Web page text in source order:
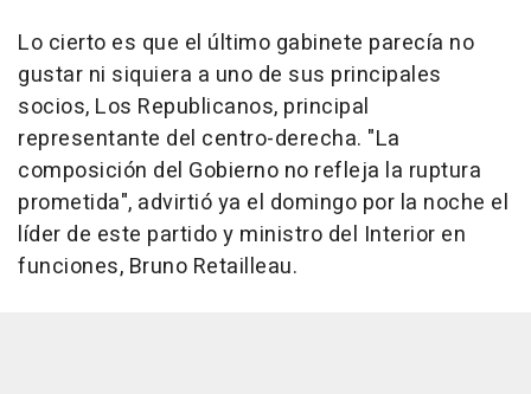
Lo cierto es que el último gabinete parecía no
gustar ni siquiera a uno de sus principales
socios, Los Republicanos, principal
representante del centro-derecha. "La
composición del Gobierno no refleja la ruptura
prometida", advirtió ya el domingo por la noche el
líder de este partido y ministro del Interior en
funciones, Bruno Retailleau.